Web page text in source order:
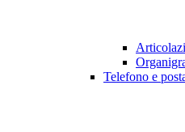
Telefono e